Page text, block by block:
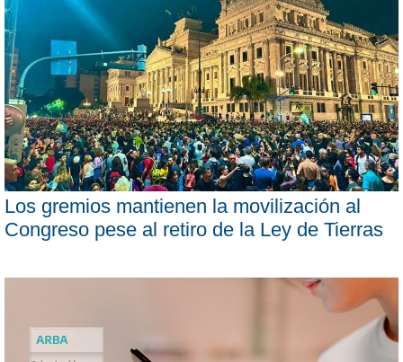
Los gremios mantienen la movilización al
Congreso pese al retiro de la Ley de Tierras